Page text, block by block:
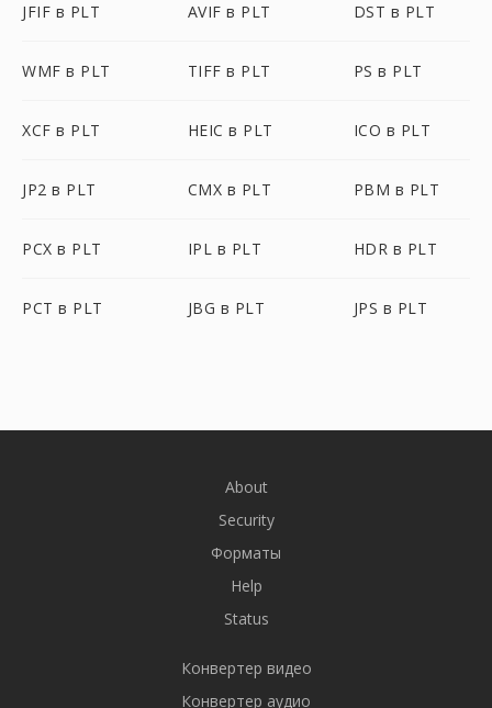
JFIF в PLT AVIF в PLT DST в PLT
WMF в PLT TIFF в PLT PS в PLT
XCF в PLT HEIC в PLT ICO в PLT
JP2 в PLT CMX в PLT PBM в PLT
PCX в PLT IPL в PLT HDR в PLT
PCT в PLT JBG в PLT JPS в PLT
About
Security
Форматы
Help
Status
Конвертер видео
Конвертер аудио